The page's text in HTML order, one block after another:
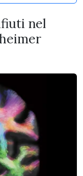
nel